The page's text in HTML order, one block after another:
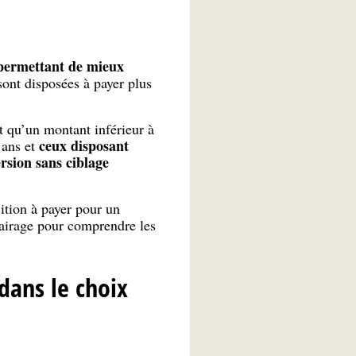
de mieux
disposées à payer plus
qu’un montant inférieur à
et ceux disposant
sans ciblage
à payer pour un
pour comprendre les
le choix